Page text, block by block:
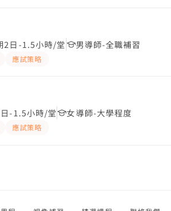
2日-1.5小時/堂 男導師-全職補習
應試策略
-1.5小時/堂 女導師-大學程度
應試策略